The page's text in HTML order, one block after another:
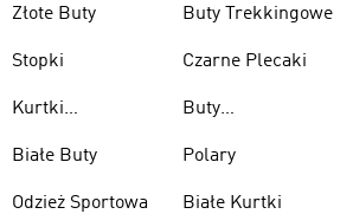
Złote Buty
Stopki
Kurtki
Białe Buty
Odzież Sportowa
Buty Trekkingowe
Czarne Plecaki
Buty
Polary
Białe Kurtki